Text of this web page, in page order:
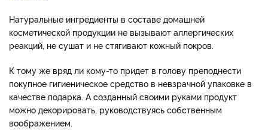
Натуральные ингредиенты в составе домашней
косметической продукции не вызывают аллергических
реакций, не сушат и не стягивают кожный покров.
К тому же вряд ли кому-то придет в голову преподнести
покупное гигиеническое средство в невзрачной упаковке в
качестве подарка. А созданный своими руками продукт
можно декорировать, руководствуясь собственным
воображением.